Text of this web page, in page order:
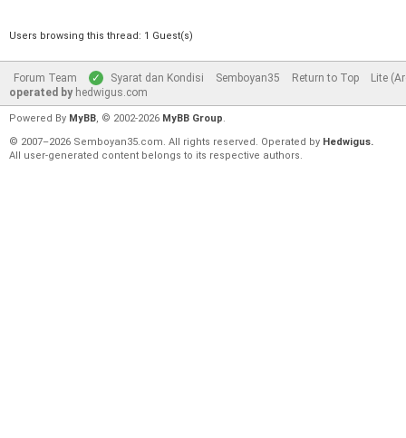
Users browsing this thread: 1 Guest(s)
Forum Team Syarat dan Kondisi Semboyan35 Return to Top
Lite
operated by hedwigus.com
Powered By MyBB, © 2002-2026 MyBB Group.
© 2007–2026 Semboyan35.com. All rights reserved. Operated by Hedwigus.
All user-generated content belongs to its respective authors.